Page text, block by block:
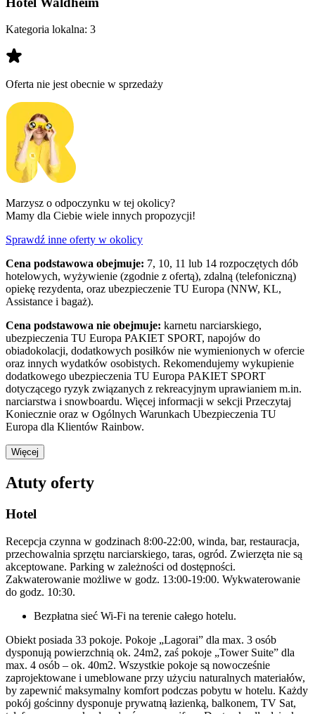
Kategoria lokalna: 3
Oferta nie jest obecnie w sprzedaży
Marzysz o odpoczynku w tej okolicy?
Mamy dla Ciebie wiele innych propozycji!
Sprawdź inne oferty w okolicy
Cena podstawowa obejmuje: 7, 10, 11 lub 14 rozpoczętych dób
hotelowych, wyżywienie (zgodnie z ofertą), zdalną (telefoniczną)
opiekę rezydenta, oraz ubezpieczenie TU Europa (NNW, KL,
Assistance i bagaż).
Cena podstawowa nie obejmuje: karnetu narciarskiego,
ubezpieczenia TU Europa PAKIET SPORT, napojów do
obiadokolacji, dodatkowych posiłków nie wymienionych w ofercie
oraz innych wydatków osobistych. Rekomendujemy wykupienie
dodatkowego ubezpieczenia TU Europa PAKIET SPORT
dotyczącego ryzyk związanych z rekreacyjnym uprawianiem m.in.
narciarstwa i snowboardu. Więcej informacji w sekcji Przeczytaj
Koniecznie oraz w Ogólnych Warunkach Ubezpieczenia TU
Europa dla Klientów Rainbow.
Więcej
Atuty oferty
Hotel
Recepcja czynna w godzinach 8:00-22:00, winda, bar, restauracja,
przechowalnia sprzętu narciarskiego, taras, ogród. Zwierzęta nie są
akceptowane. Parking w zależności od dostępności.
Zakwaterowanie możliwe w godz. 13:00-19:00. Wykwaterowanie
do godz. 10:30.
Bezpłatna sieć Wi-Fi na terenie całego hotelu.
Obiekt posiada 33 pokoje. Pokoje „Lagorai” dla max. 3 osób
dysponują powierzchnią ok. 24m2, zaś pokoje „Tower Suite” dla
max. 4 osób – ok. 40m2. Wszystkie pokoje są nowocześnie
zaprojektowane i umeblowane przy użyciu naturalnych materiałów,
by zapewnić maksymalny komfort podczas pobytu w hotelu. Każdy
pokój gościnny dysponuje prywatną łazienką, balkonem, TV Sat,